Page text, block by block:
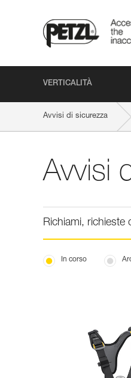
VERTICALITÀ
Avvisi di sicurezza
Avvisi
Richiami, richieste
In corso